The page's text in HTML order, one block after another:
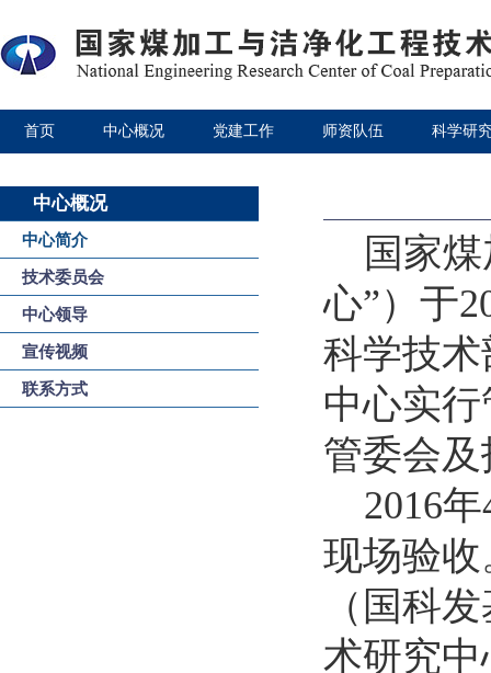
首页 中心概况 党建工作 师资队伍 科学研
中心概况
中心简介
技术委员会
中心领导
宣传视频
联系方式
国家
心”）于
科学技
中心实
管委会
2016年
现场验收
（国科
术研究中